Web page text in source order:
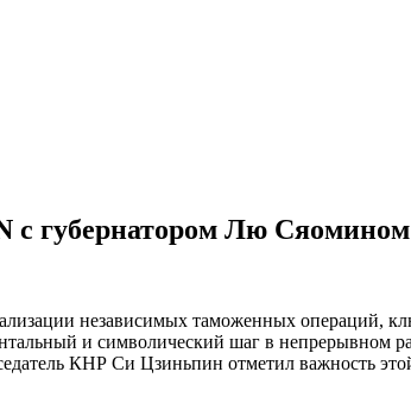
с губернатором Лю
независимых таможенных операций,
и символический шаг в непрерывном
КНР Си Цзиньпин отметил важность